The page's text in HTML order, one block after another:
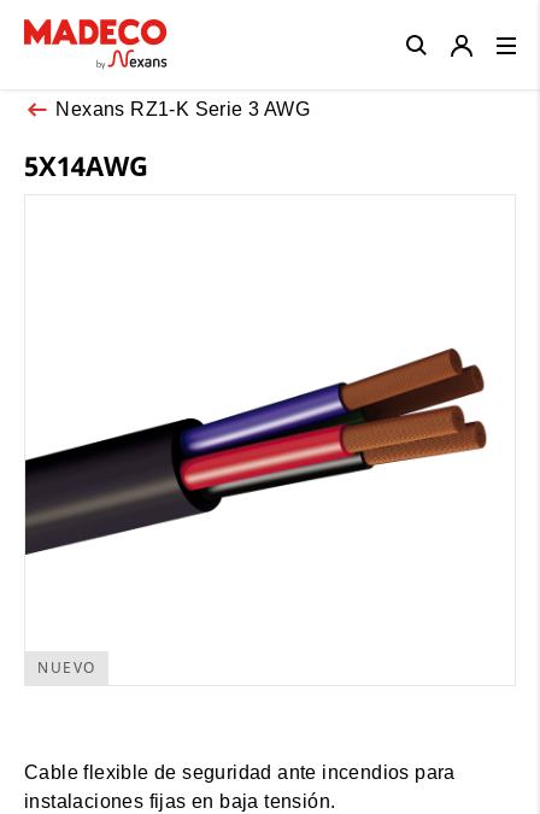
Nexans RZ1-K Serie 3 AWG
5X14AWG
NUEVO
Cable flexible de seguridad ante incendios para
instalaciones fijas en baja tensión.
Close